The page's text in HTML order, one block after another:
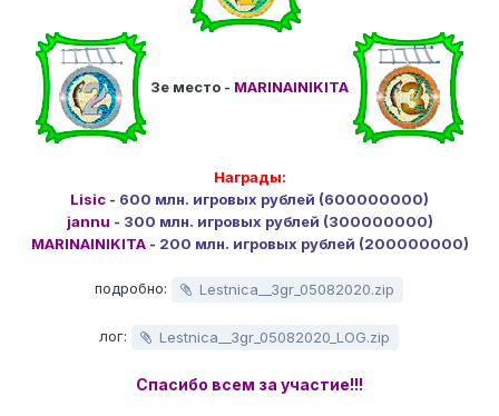
3е место - MARINAINIKITA
Награды:
Lisic - 600 млн. игровых рублей (600000000)
jannu - 300 млн. игровых рублей (300000000)
MARINAINIKITA- 200 млн. игровых рублей (200000000)
подробно: Lestnica__3gr_05082020.zip
лог: Lestnica__3gr_05082020_LOG.zip
Спасибо всем за участие!!!